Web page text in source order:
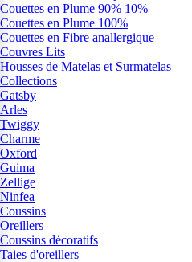
Couettes en Plume 90% 10%
Couettes en Plume 100%
Couettes en Fibre anallergique
Couvres Lits
Housses de Matelas et Surmatelas
Collections
Gatsby
Arles
Twiggy
Charme
Oxford
Guima
Zellige
Ninfea
Coussins
Oreillers
Coussins décoratifs
Taies d'oreillers